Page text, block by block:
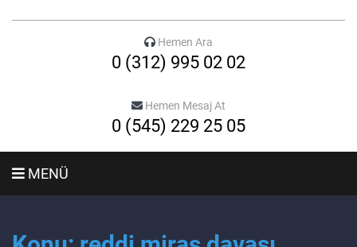
Hemen Ara
0 (312) 995 02 02
Hemen Mesaj At
0 (545) 229 25 05
MENÜ